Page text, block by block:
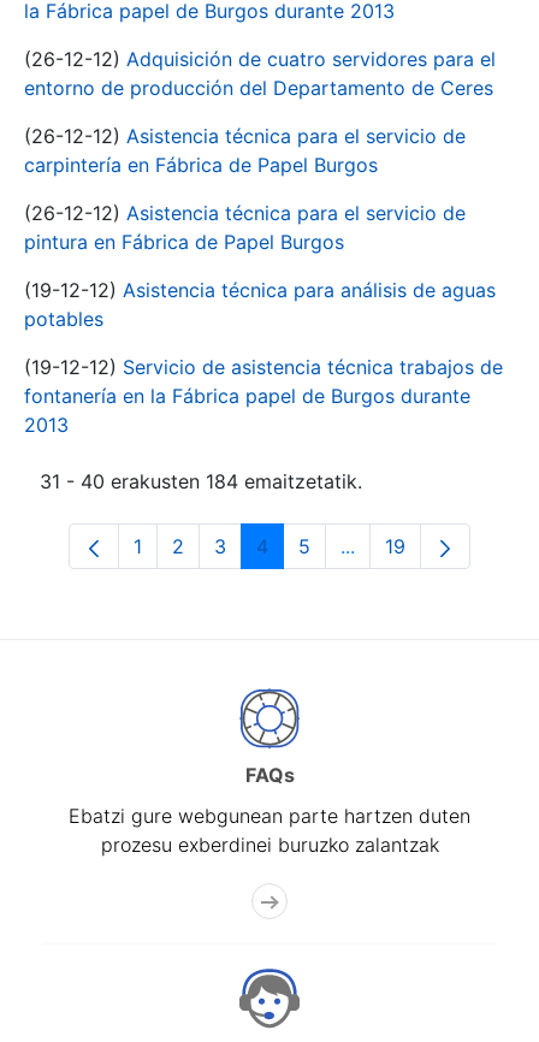
la Fábrica papel de Burgos durante 2013
(26-12-12) Adquisición de cuatro servidores para el
entorno de producción del Departamento de Ceres
(26-12-12) Asistencia técnica para el servicio de
carpintería en Fábrica de Papel Burgos
(26-12-12) Asistencia técnica para el servicio de
pintura en Fábrica de Papel Burgos
(19-12-12) Asistencia técnica para análisis de aguas
potables
(19-12-12) Servicio de asistencia técnica trabajos de
fontanería en la Fábrica papel de Burgos durante
2013
31 - 40 erakusten 184 emaitzetatik.
Orrialdea
1 Orrialdea
2 Orrialdea
3 Orrialdea
4 Orrialdea
5 ...Intermediate Pages
Orrialdea
19
FAQs
Ebatzi gure webgunean parte hartzen duten
prozesu exberdinei buruzko zalantzak